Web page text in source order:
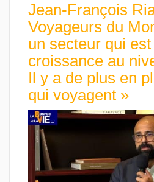
Jean-François
Voyageurs du
un secteur qui est
croissance au
Il y a de plus en
qui voyagent »